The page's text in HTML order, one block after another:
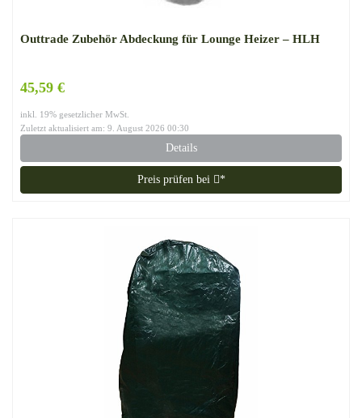
Outtrade Zubehör Abdeckung für Lounge Heizer – HLH
45,59 €
inkl. 19% gesetzlicher MwSt.
Zuletzt aktualisiert am: 9. August 2026 00:30
Details
Preis prüfen bei *